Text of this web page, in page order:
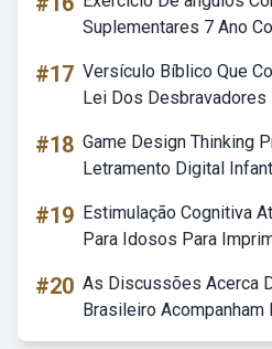
Suplementares 7 Ano
#17 Versículo Bíblico Que
Lei Dos Desbravadores
#18 Game Design Thinking
Letramento Digital
#19 Estimulação Cognitiva
Para Idosos Para
#20 As Discussões Acerca
Brasileiro Acompanham